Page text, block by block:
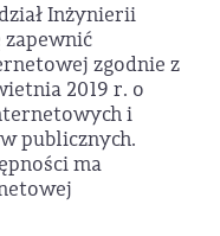
Inżynierii
zgodnie z
2019 r. o
i
publicznych.
ma